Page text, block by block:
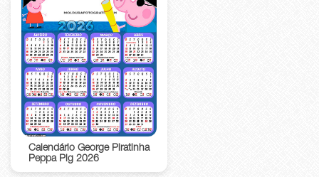
Calendário George Piratinha
Peppa Pig 2026